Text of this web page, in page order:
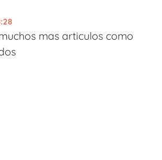
mas articulos como